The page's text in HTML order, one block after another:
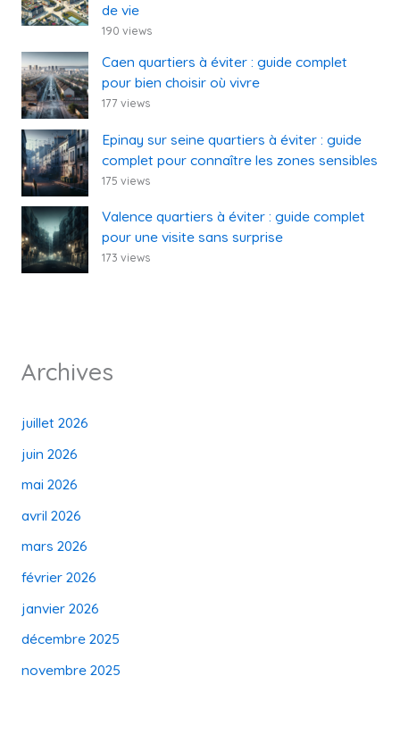
de vie
190 views
Caen quartiers à éviter : guide complet
pour bien choisir où vivre
177 views
Epinay sur seine quartiers à éviter : guide
complet pour connaître les zones sensibles
175 views
Valence quartiers à éviter : guide complet
pour une visite sans surprise
173 views
Archives
juillet 2026
juin 2026
mai 2026
avril 2026
mars 2026
février 2026
janvier 2026
décembre 2025
novembre 2025